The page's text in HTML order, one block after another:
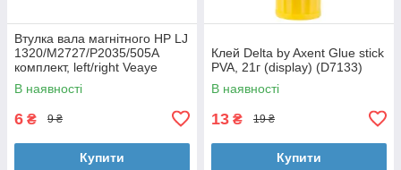
Втулка вала магнітного HP LJ
1320/M2727/P2035/505A
комплект, left/right Veaye
(BSHMR-505U-VE)
В наявності
6 ₴ 9 ₴
Купити
Клей Delta by Axent Glue stick
PVA, 21г (display) (D7133)
В наявності
13 ₴ 19 ₴
Купити